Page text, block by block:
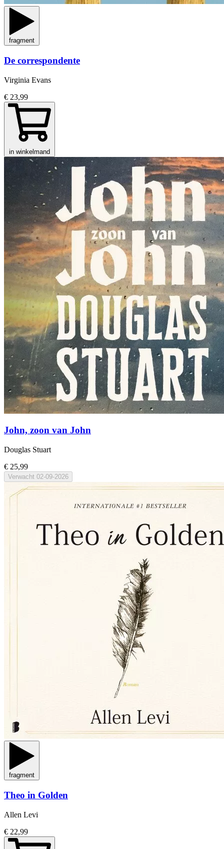
fragment
De correspondente
Virginia Evans
€ 23,99
in winkelmand
John, zoon van John
Douglas Stuart
€ 25,99
Verwacht 02-09-2026
fragment
Theo in Golden
Allen Levi
€ 22,99